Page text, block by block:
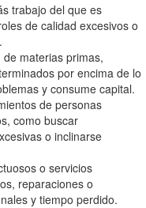
trabajo del que es
de calidad excesivos o
de materias primas,
por encima de lo
y consume capital.
de personas
como buscar
o inclinarse
o servicios
reparaciones o
y tiempo perdido.